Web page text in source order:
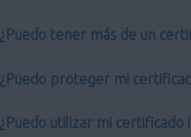
¿Puedo tener más de un
¿Puedo proteger mi
¿Puedo utilizar mi